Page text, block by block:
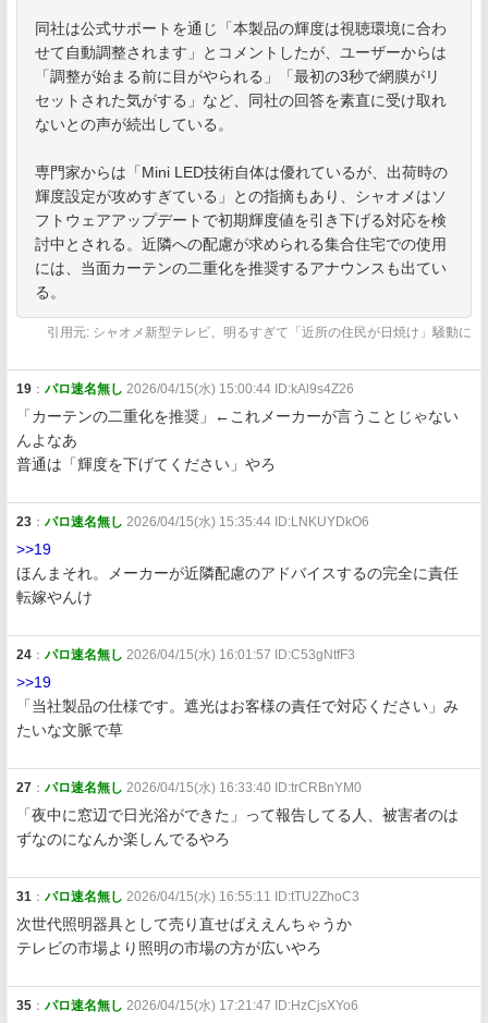
同社は公式サポートを通じ「本製品の輝度は視聴環境に合わ
せて自動調整されます」とコメントしたが、ユーザーからは
「調整が始まる前に目がやられる」「最初の3秒で網膜がリ
セットされた気がする」など、同社の回答を素直に受け取れ
ないとの声が続出している。
専門家からは「Mini LED技術自体は優れているが、出荷時の
輝度設定が攻めすぎている」との指摘もあり、シャオメはソ
フトウェアアップデートで初期輝度値を引き下げる対応を検
討中とされる。近隣への配慮が求められる集合住宅での使用
には、当面カーテンの二重化を推奨するアナウンスも出てい
る。
引用元: シャオメ新型テレビ、明るすぎて「近所の住民が日焼け」騒動に
19 ： パロ速名無し 2026/04/15(水) 15:00:44 ID:kAl9s4Z26
「カーテンの二重化を推奨」←これメーカーが言うことじゃない
んよなあ
普通は「輝度を下げてください」やろ
23 ： パロ速名無し 2026/04/15(水) 15:35:44 ID:LNKUYDkO6
>>19
ほんまそれ。メーカーが近隣配慮のアドバイスするの完全に責任
転嫁やんけ
24 ： パロ速名無し 2026/04/15(水) 16:01:57 ID:C53gNtfF3
>>19
「当社製品の仕様です。遮光はお客様の責任で対応ください」み
たいな文脈で草
27 ： パロ速名無し 2026/04/15(水) 16:33:40 ID:trCRBnYM0
「夜中に窓辺で日光浴ができた」って報告してる人、被害者のは
ずなのになんか楽しんでるやろ
31 ： パロ速名無し 2026/04/15(水) 16:55:11 ID:tTU2ZhoC3
次世代照明器具として売り直せばええんちゃうか
テレビの市場より照明の市場の方が広いやろ
35 ： パロ速名無し 2026/04/15(水) 17:21:47 ID:HzCjsXYo6